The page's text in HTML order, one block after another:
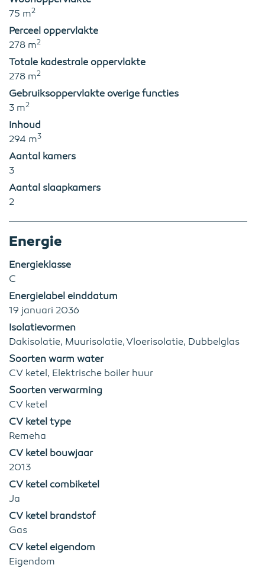
75 m2
Perceel oppervlakte
278 m2
Totale kadestrale oppervlakte
278 m2
Gebruiksoppervlakte overige functies
3 m2
Inhoud
294 m3
Aantal kamers
3
Aantal slaapkamers
2
Energie
Energieklasse
C
Energielabel einddatum
19 januari 2036
Isolatievormen
Dakisolatie, Muurisolatie, Vloerisolatie, Dubbelglas
Soorten warm water
CV ketel, Elektrische boiler huur
Soorten verwarming
CV ketel
CV ketel type
Remeha
CV ketel bouwjaar
2013
CV ketel combiketel
Ja
CV ketel brandstof
Gas
CV ketel eigendom
Eigendom